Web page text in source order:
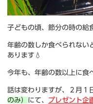
子どもの頃、節分の時の給
年齢の数しか食べられない
あります💧
今年も、年齢の数以上に食
話は変わりますが、２月１
のみ） にて、 プレゼント企